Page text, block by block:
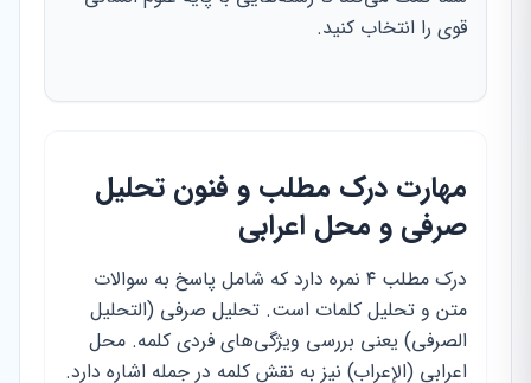
قوی را انتخاب کنید.
مهارت درک مطلب و فنون تحلیل
صرفی و محل اعرابی
درک مطلب ۴ نمره دارد که شامل پاسخ به سوالات
متن و تحلیل کلمات است. تحلیل صرفی (التحلیل
الصرفی) یعنی بررسی ویژگی‌های فردی کلمه. محل
اعرابی (الإعراب) نیز به نقش کلمه در جمله اشاره دارد.